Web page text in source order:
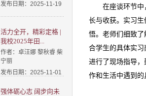
发布日期：2025-11-19
活力全开，精彩定格 |
我校2025年田...
作者：卓汪娜 黎秋睿 柴
宁丽
发布日期：2025-11-01
强体砺心志 阔步向未
在座谈环节中
长与收获。实习
悟。老师们细致
合学生的具体实
进行了现场指导
作和生活中遇到